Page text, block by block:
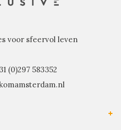
voor sfeervol leven
(0)297 583352